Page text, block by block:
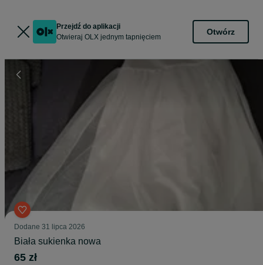
Przejdź do aplikacji
Otwieraj OLX jednym tapnięciem
Otwórz
Dodane 31 lipca 2026
Biała sukienka nowa
65 zł